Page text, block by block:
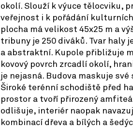
okolí. Slouží k výuce tělocviku,
veřejnost i k pořádání
plocha má velikost 45x25 m a
tribuny je 250 diváků. Tvar haly
a abstraktní. Kupole přibližuje
kovový povrch zrcadlí okolí,
je nejasná. Budova maskuje své
Široké terénní schodiště před
prostor a tvoří přirozený
odlišuje, interiér naopak
kombinací dřeva a bílých a